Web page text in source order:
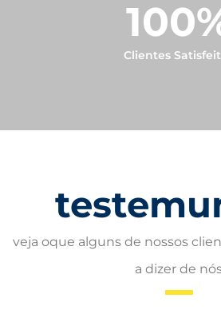
100
Clientes
veja oque alguns de nossos
a dizer de